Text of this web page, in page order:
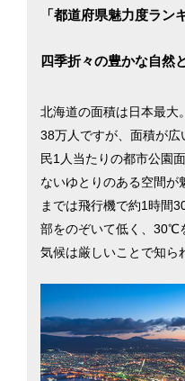
「都道府県魅力度ラン
四季折々の豊かな自然
北海道の面積は日本最大
38万人ですが、面積が
民1人当たりの都市公園
ないゆとりのある空間が
までは飛行機で約1時間
部をのぞいて低く、30℃
気候は厳しいことで知ら
たるところにある雄大
など、観光地として人気
県魅力度ランキング」
するうえでも魅力にあふ